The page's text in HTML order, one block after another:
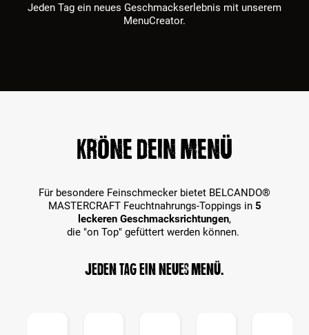
Jeden Tag ein neues Geschmackserlebnis mit unserem
MenuCreator.
Kröne dein Menü
Für besondere Feinschmecker bietet BELCANDO®
MASTERCRAFT Feuchtnahrungs-Toppings in 5
leckeren Geschmacksrichtungen,
die "on Top" gefüttert werden können.
Jeden Tag ein neues Menü.